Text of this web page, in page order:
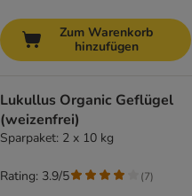
Zum Warenkorb
hinzufügen
Lukullus Organic Geflügel
(weizenfrei)
Sparpaket: 2 x 10 kg
Rating: 3.9/5 (7)